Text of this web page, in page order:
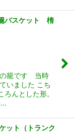
バスケット 楕
籠です 当時
いました こち
んとした形。
ット（トランク